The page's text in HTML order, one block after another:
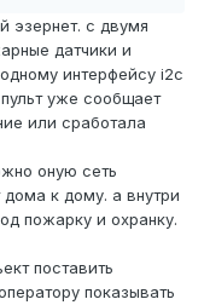
эзернет. с двумя
датчики и
интерфейсу i2c
уже сообщает
или сработала
оную сеть
дома к дому. а внутри
пожарку и охранку.
поставить
показывать